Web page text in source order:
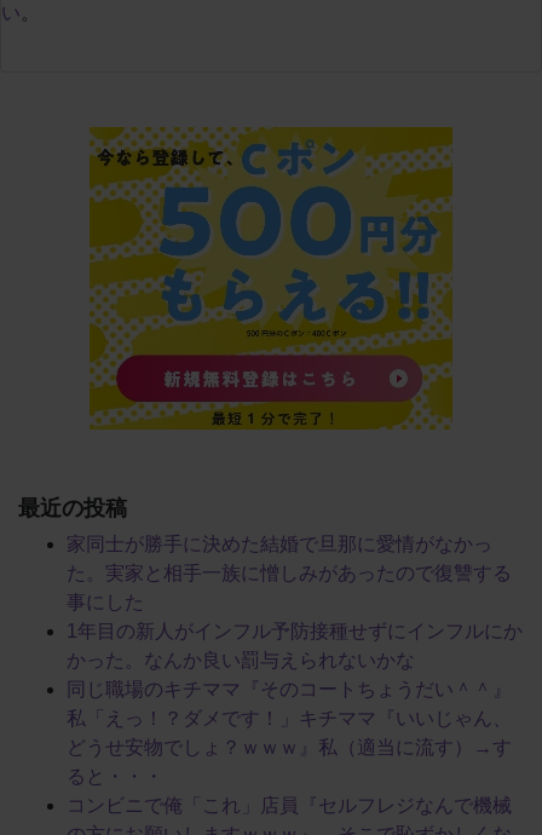
い。
最近の投稿
家同士が勝手に決めた結婚で旦那に愛情がなかっ
た。実家と相手一族に憎しみがあったので復讐する
事にした
1年目の新人がインフル予防接種せずにインフルにか
かった。なんか良い罰与えられないかな
同じ職場のキチママ『そのコートちょうだい＾＾』
私「えっ！？ダメです！」キチママ『いいじゃん、
どうせ安物でしょ？ｗｗｗ』私（適当に流す）→す
ると・・・
コンビニで俺「これ」店員『セルフレジなんで機械